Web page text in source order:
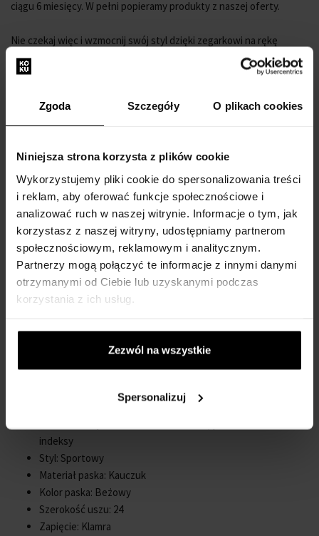
Zgoda Szczegóły O plikach cookies
Niniejsza strona korzysta z plików cookie
Wykorzystujemy pliki cookie do spersonalizowania treści
i reklam, aby oferować funkcje społecznościowe i
analizować ruch w naszej witrynie. Informacje o tym, jak
korzystasz z naszej witryny, udostępniamy partnerom
społecznościowym, reklamowym i analitycznym.
Partnerzy mogą połączyć te informacje z innymi danymi
otrzymanymi od Ciebie lub uzyskanymi podczas
korzystania z ich usług.
Zezwól na wszystkie
Spersonalizuj
ciągu 6 miesięcy. W pełni popieramy produkty z naszej oferty.
Nie czekaj więc i wzmocnij swój styl dzięki zegarkowi na rękę
Luminox XS.3590.NSF.SET Mens Watch Navy Seal Foundation
Chronograph Set 45mm 20ATM
Nr. producenta: XS.3590.NSF.SET
Seria producenta: Zestaw chronografów Navy Seal
Funkcje: Chronograf, Data, Godzina, Minuta, Sekunda
Etykieta mechanizmu: 5030.D, Ronda, Swiss Made, 6 Kamieni
Kolor tarczy: Czarny
Wyświetlacz: Analogowy
Wodoszczelność: 20
Bezel: przeciwnie do ruchu wskazówek zegara, Obracany
Wykończenie powierzchni: Matowe
Kolor koperty: Czarny
Materiał koperty: Węgiel
Szerokość koperty: 45
Tył koperty: przykręcany, ze stalowym dnem
Szkło: hartowane, Szkło mineralne
indeksy
Styl: Sportowy
Materiał paska: Kauczuk
Kolor paska: Beżowy
Szerokość uszu: 24
Zapięcie: Klamra